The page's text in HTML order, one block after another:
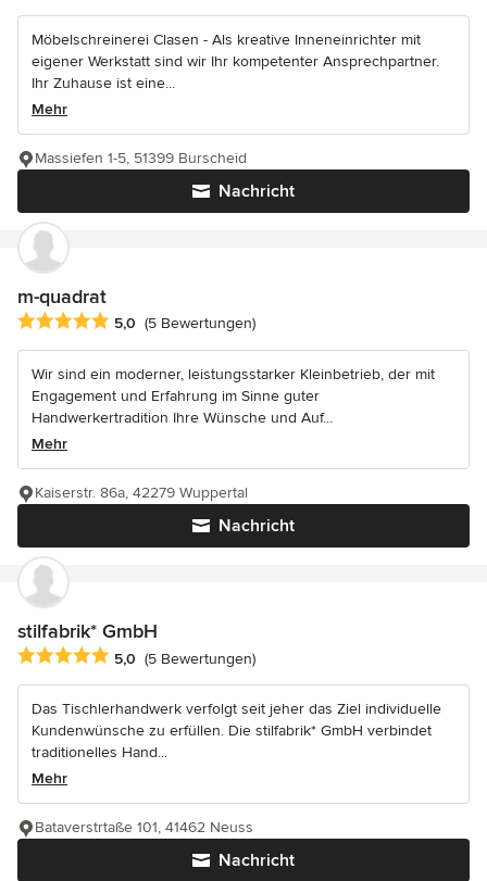
Möbelschreinerei Clasen - Als kreative Inneneinrichter mit
eigener Werkstatt sind wir Ihr kompetenter Ansprechpartner.
Ihr Zuhause ist eine...
Mehr
Nachricht
Massiefen 1-5, 51399 Burscheid
m-quadrat
Durchschnittliche Bewertung: 5 von 5 Sternen
5,0 (5 Bewertungen)
Wir sind ein moderner, leistungsstarker Kleinbetrieb, der mit
Engagement und Erfahrung im Sinne guter
Handwerkertradition Ihre Wünsche und Auf...
Mehr
Nachricht
Kaiserstr. 86a, 42279 Wuppertal
stilfabrik* GmbH
Durchschnittliche Bewertung: 5 von 5 Sternen
5,0 (5 Bewertungen)
Das Tischlerhandwerk verfolgt seit jeher das Ziel individuelle
Kundenwünsche zu erfüllen. Die stilfabrik* GmbH verbindet
traditionelles Hand...
Mehr
Nachricht
Bataverstrtaße 101, 41462 Neuss